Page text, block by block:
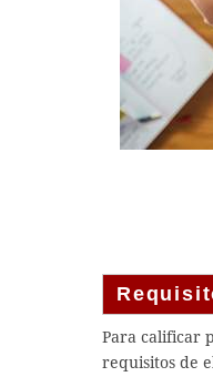
Para calificar
requisitos de